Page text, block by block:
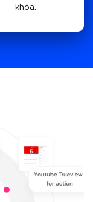
khóa.